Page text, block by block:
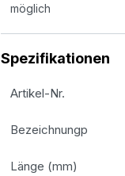
möglich
Spezifikationen
Artikel-Nr.
Bezeichnungp
Länge (mm)